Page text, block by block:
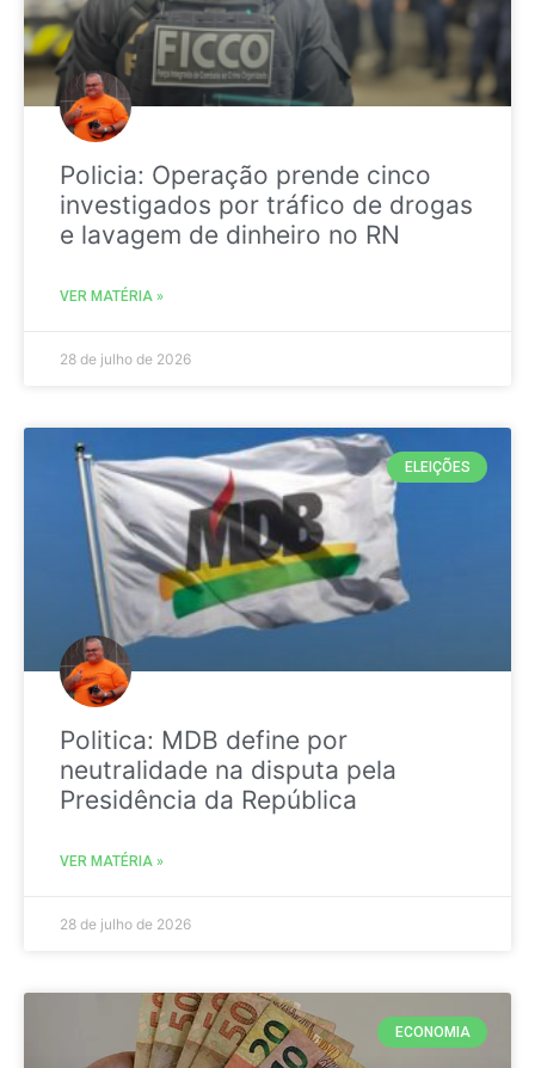
Policia: Operação prende cinco
investigados por tráfico de drogas
e lavagem de dinheiro no RN
VER MATÉRIA »
28 de julho de 2026
ELEIÇÕES
Politica: MDB define por
neutralidade na disputa pela
Presidência da República
VER MATÉRIA »
28 de julho de 2026
ECONOMIA